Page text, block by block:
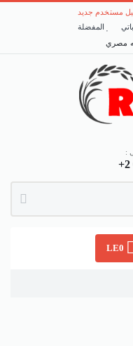
مستخدم جديد
المفضلة
مصري
:
+2
LE0